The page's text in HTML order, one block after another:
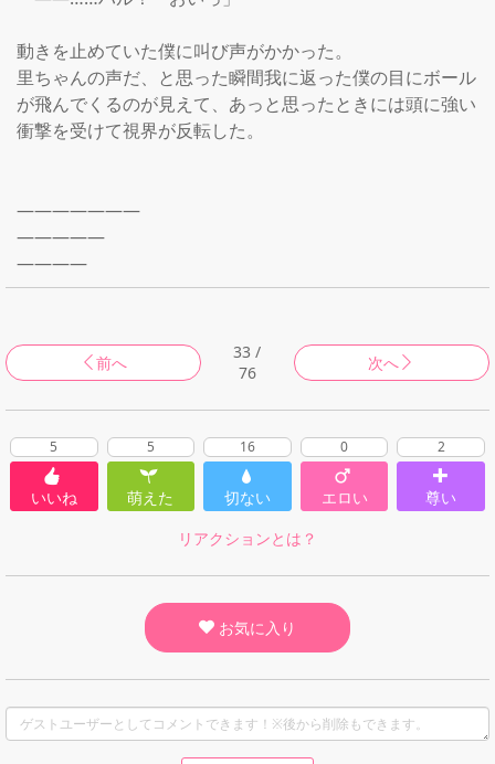
動きを止めていた僕に叫び声がかかった。
里ちゃんの声だ、と思った瞬間我に返った僕の目にボール
が飛んでくるのが見えて、あっと思ったときには頭に強い
衝撃を受けて視界が反転した。
―――――――
―――――
――――
前へ
33 /
76
次へ
5
いいね
5
萌えた
16
切ない
0
エロい
2
尊い
リアクションとは？
お気に入り